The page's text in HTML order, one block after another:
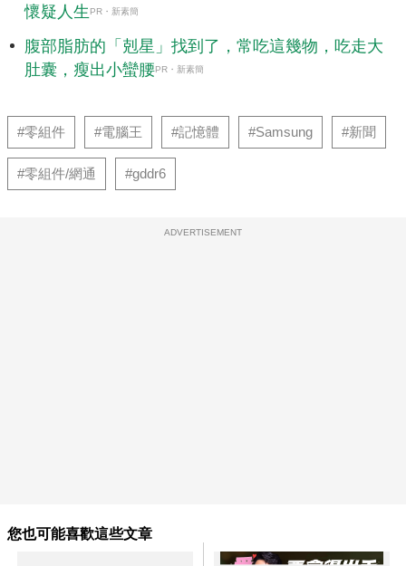
懷疑人生 PR・新素簡
腹部脂肪的「剋星」找到了，常吃這幾物，吃走大
肚囊，瘦出小蠻腰PR・新素簡
#零組件 #電腦王 #記憶體 #Samsung #新聞
#零組件/網通 #gddr6
ADVERTISEMENT
您也可能喜歡這些文章